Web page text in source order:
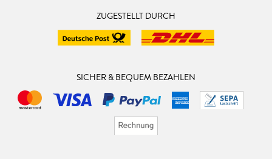
ZUGESTELLT DURCH
SICHER & BEQUEM BEZAHLEN